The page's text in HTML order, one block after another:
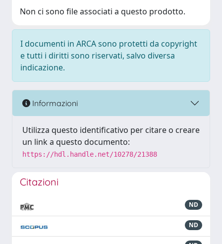
Non ci sono file associati a questo prodotto.
I documenti in ARCA sono protetti da copyright
e tutti i diritti sono riservati, salvo diversa
indicazione.
Informazioni
Utilizza questo identificativo per citare o creare
un link a questo documento:
https://hdl.handle.net/10278/21388
Citazioni
ND
ND